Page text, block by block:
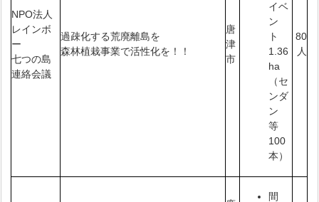
NPO法人
レインボ
ー
七つの島
連絡会議
過疎化する荒廃離島を
森林植栽事業で活性化を！！
唐
津
市
イベ
ン
ト
1.36
ha
（セ
ンダ
ン
等
100
本）
80
人
間